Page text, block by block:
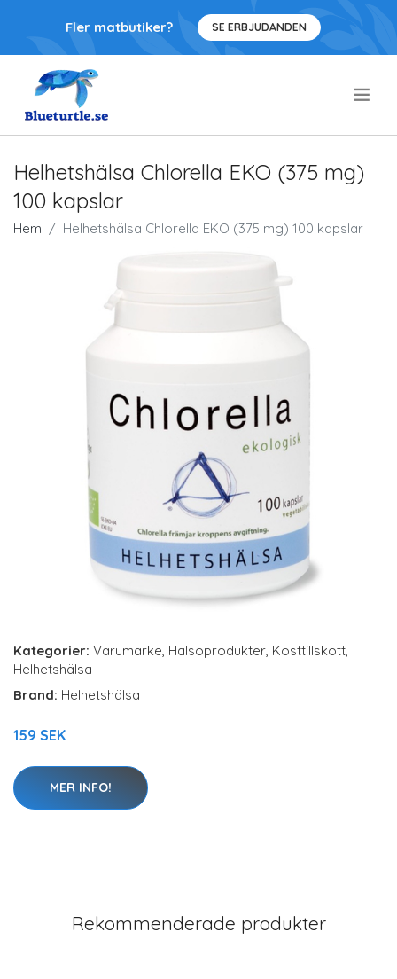
Fler matbutiker? SE ERBJUDANDEN
Helhetshälsa Chlorella EKO (375 mg)
100 kapslar
Hem Helhetshälsa Chlorella EKO (375 mg) 100 kapslar
Kategorier: Varumärke, Hälsoprodukter, Kosttillskott,
Helhetshälsa
Brand: Helhetshälsa
159 SEK
MER INFO!
Rekommenderade produkter